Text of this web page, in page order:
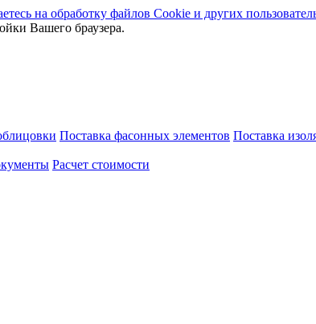
на обработку файлов Сookie и других
Вашего браузера.
Поставка фасонных элементов Поставка
Расчет стоимости